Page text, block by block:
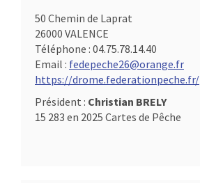
50 Chemin de Laprat
26000 VALENCE
Téléphone : 04.75.78.14.40
Email : fedepeche26@orange.fr
https://drome.federationpeche.fr/
Président : Christian BRELY
15 283 en 2025 Cartes de Pêche